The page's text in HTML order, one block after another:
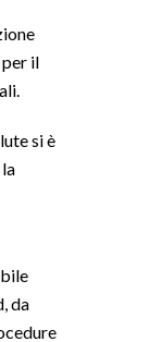
il
si è
da